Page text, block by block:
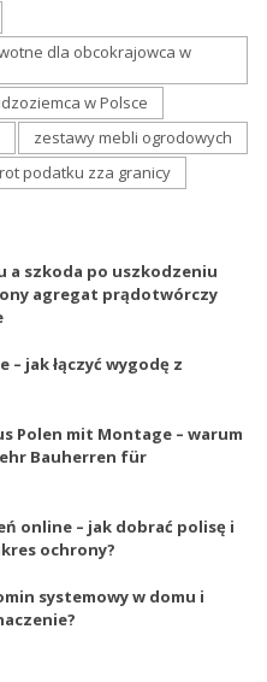
dla obcokrajowca w
w Polsce
zestawy mebli ogrodowych
podatku zza granicy
a szkoda po uszkodzeniu
agregat prądotwórczy
jak łączyć wygodę z
Polen mit Montage – warum
Bauherren für
online – jak dobrać polisę i
ochrony?
systemowy w domu i